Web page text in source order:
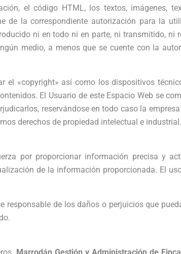
el código HTML, los textos, imágenes,
de la correspondiente autorización para la
ni en todo ni en parte, ni transmitido, ni
medio, a menos que se cuente con la
el «copyright» así como los dispositivos
El Usuario de este Espacio Web se
reservándose en todo caso la
derechos de propiedad intelectual e industrial.
por proporcionar información precisa y
de la información proporcionada. El
responsable de los daños o perjuicios que